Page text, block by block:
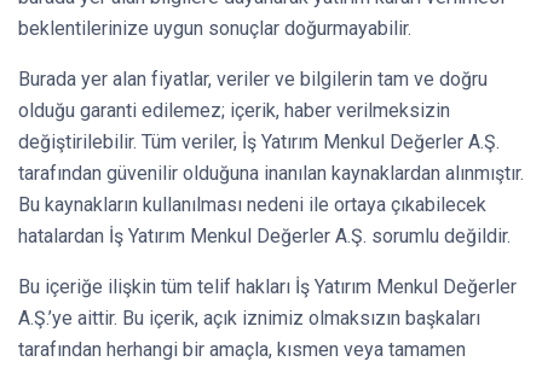
beklentilerinize uygun sonuçlar doğurmayabilir.
Burada yer alan fiyatlar, veriler ve bilgilerin tam ve doğru
olduğu garanti edilemez; içerik, haber verilmeksizin
değiştirilebilir. Tüm veriler, İş Yatırım Menkul Değerler A.Ş.
tarafından güvenilir olduğuna inanılan kaynaklardan alınmıştır.
Bu kaynakların kullanılması nedeni ile ortaya çıkabilecek
hatalardan İş Yatırım Menkul Değerler A.Ş. sorumlu değildir.
Bu içeriğe ilişkin tüm telif hakları İş Yatırım Menkul Değerler
A.Ş.’ye aittir. Bu içerik, açık iznimiz olmaksızın başkaları
tarafından herhangi bir amaçla, kısmen veya tamamen